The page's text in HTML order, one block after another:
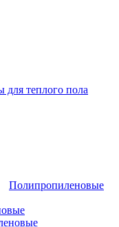
для теплого пола
Полипропиленовые